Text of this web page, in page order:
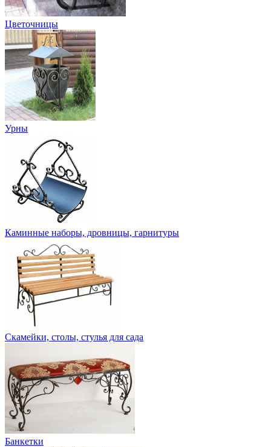
Цветочницы
Урны
Каминные наборы, дровницы, гарнитуры
Скамейки, столы, стулья для сада
Банкетки